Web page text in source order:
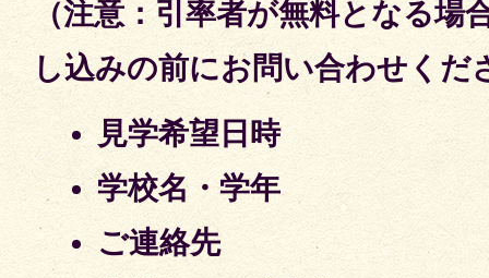
（注意：引率者が無料となる場
し込みの前にお問い合わせくだ
見学希望日時
学校名・学年
ご連絡先